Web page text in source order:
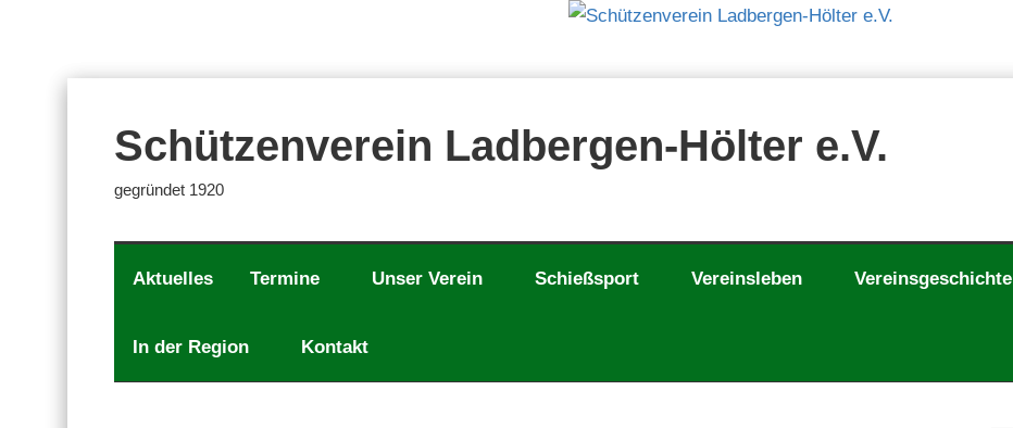
Schützenverein Ladbergen-Hölter e.V.
gegründet 1920
Aktuelles Termine Unser Verein Schießsport Vereinsleben Vereinsgeschichte
In der Region Kontakt